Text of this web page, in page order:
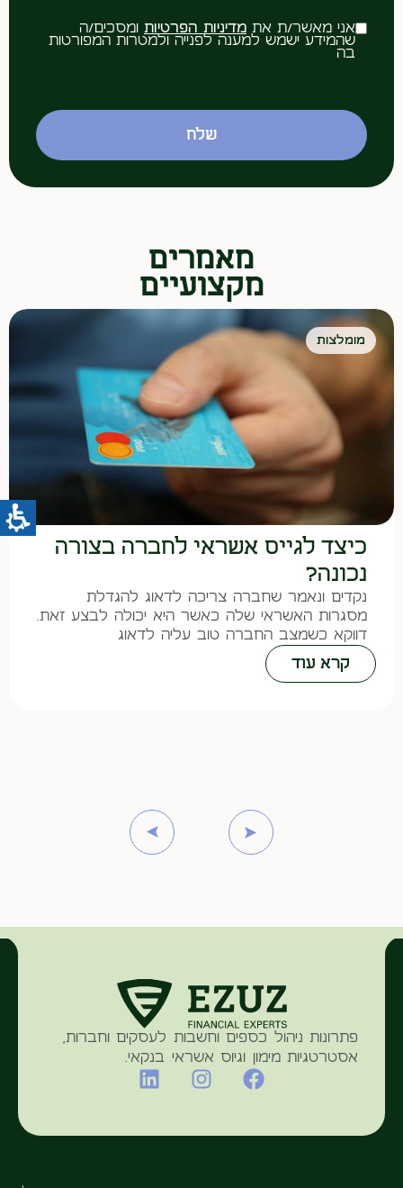
אני מאשר/ת את מדיניות הפרטיות ומסכים/ה
שהמידע ישמש למענה לפנייה ולמטרות המפורטות
בה
שלח
מאמרים
מקצועיים
מומלצות
כיצד לגייס אשראי לחברה בצורה
נכונה?
נקדים ונאמר שחברה צריכה לדאוג להגדלת
מסגרות האשראי שלה כאשר היא יכולה לבצע זאת.
דווקא כשמצב החברה טוב עליה לדאוג
קרא עוד
פתרונות ניהול כספים וחשבות לעסקים וחברות,
אסטרטגיות מימון וגיוס אשראי בנקאי.